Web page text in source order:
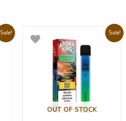
Sale! Sale!
OUT OF STOCK